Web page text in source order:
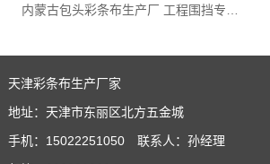
天津彩条布生产厂家
地址：天津市东丽区北方五金城
手机：15022251050 联系人：孙经理